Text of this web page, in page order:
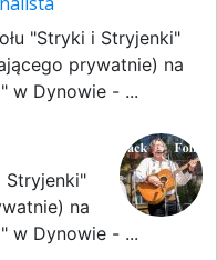
"Stryki i Stryjenki"
prywatnie) na
w Dynowie - ...
Stryjenki"
na
w Dynowie - ...